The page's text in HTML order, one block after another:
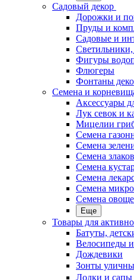
Садовый декор
Дорожки и
Пруды и
Садовые и
Фигуры
Флюгеры
Фонтаны
Семена и
Аксессуары
Лук севок и
Мицелии
Семена
Семена
Семена
Семена
Семена
Семена
Семена
Еще
Товары для
Батуты,
Велосипеды
Дождевики
Зонты
Лодки и сапы